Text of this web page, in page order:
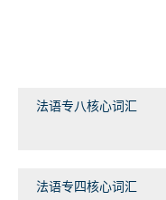
法语专八核心词汇
法语专四核心词汇